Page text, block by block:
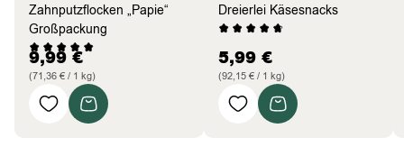
Zahnputzflocken „Papie“
Großpackung
9,99€
(71,36 € / 1 kg)
Dreierlei Käsesnacks
5,99 €
(92,15 € / 1 kg)